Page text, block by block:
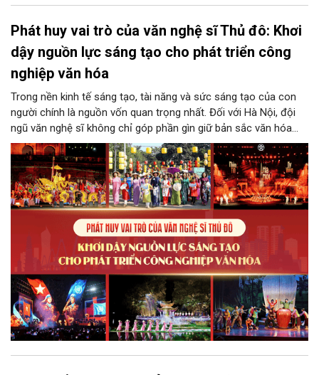
Phát huy vai trò của văn nghệ sĩ Thủ đô: Khơi
dậy nguồn lực sáng tạo cho phát triển công
nghiệp văn hóa
Trong nền kinh tế sáng tạo, tài năng và sức sáng tạo của con
người chính là nguồn vốn quan trọng nhất. Đối với Hà Nội, đội
ngũ văn nghệ sĩ không chỉ góp phần gìn giữ bản sắc văn hóa
mà còn giữ vai trò trung tâm trong quá trình hình thành các sản
phẩm công nghiệp văn hóa có giá trị. Khơi dậy, phát huy và tạo
điều kiện để nguồn lực sáng tạo ấy phát triển sẽ là “chìa khóa”
để Hà Nội khai thác hiệu quả tiềm năng văn hóa, nâng cao năng
lực cạnh tranh và khẳng định vị thế của một trung tâm sáng tạo
trong kỷ nguyên mới.